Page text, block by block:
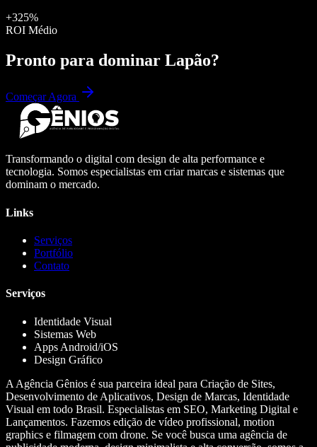
+325%
ROI Médio
Pronto para dominar Lapão?
Começar Agora
Transformando o digital com design de alta performance e
tecnologia. Somos especialistas em criar marcas e sistemas que
dominam o mercado.
Links
Serviços
Portfólio
Contato
Serviços
Identidade Visual
Sistemas Web
Apps Android/iOS
Design Gráfico
A Agência Gênios é sua parceira ideal para Criação de Sites,
Desenvolvimento de Aplicativos, Design de Marcas, Identidade
Visual em todo Brasil. Especialistas em SEO, Marketing Digital e
Lançamentos. Fazemos edição de vídeo profissional, motion
graphics e filmagem com drone. Se você busca uma agência de